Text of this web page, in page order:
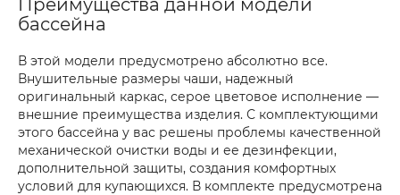
Преимущества данной модели
бассейна
В этой модели предусмотрено абсолютно все.
Внушительные размеры чаши, надежный
оригинальный каркас, серое цветовое исполнение —
внешние преимущества изделия. С комплектующими
этого бассейна у вас решены проблемы качественной
механической очистки воды и ее дезинфекции,
дополнительной защиты, создания комфортных
условий для купающихся. В комплекте предусмотрена